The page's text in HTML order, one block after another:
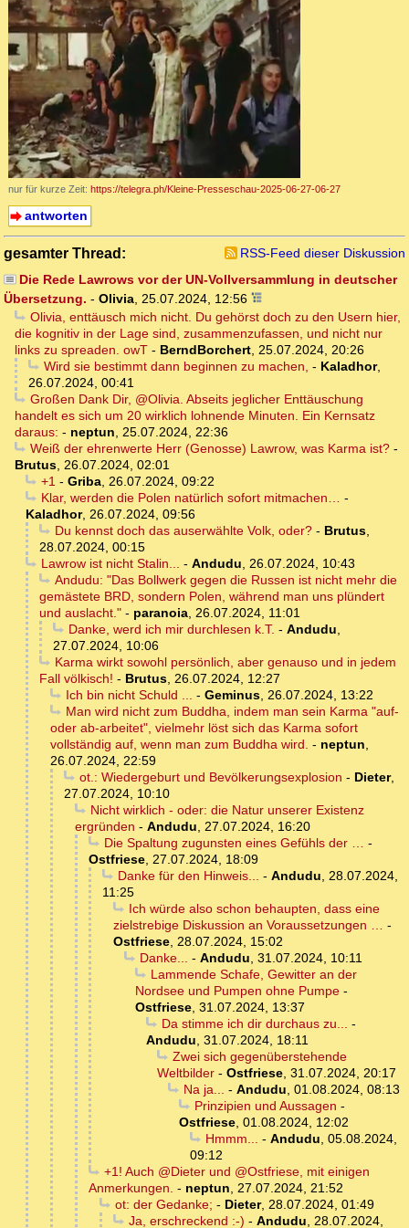
nur für kurze Zeit: https://telegra.ph/Kleine-Presseschau-2025-06-27-06-27
antworten
gesamter Thread:
RSS-Feed dieser Diskussion
Die Rede Lawrows vor der UN-Vollversammlung in deutscher
Übersetzung. - Olivia, 25.07.2024, 12:56
Olivia, enttäusch mich nicht. Du gehörst doch zu den Usern hier,
die kognitiv in der Lage sind, zusammenzufassen, und nicht nur
links zu spreaden. owT - BerndBorchert, 25.07.2024, 20:26
Wird sie bestimmt dann beginnen zu machen, - Kaladhor,
26.07.2024, 00:41
Großen Dank Dir, @Olivia. Abseits jeglicher Enttäuschung
handelt es sich um 20 wirklich lohnende Minuten. Ein Kernsatz
daraus: - neptun, 25.07.2024, 22:36
Weiß der ehrenwerte Herr (Genosse) Lawrow, was Karma ist?-
Brutus, 26.07.2024, 02:01
+1- Griba, 26.07.2024, 09:22
Klar, werden die Polen natürlich sofort mitmachen… -
Kaladhor, 26.07.2024, 09:56
Du kennst doch das auserwählte Volk, oder?- Brutus,
28.07.2024, 00:15
Lawrow ist nicht Stalin... - Andudu, 26.07.2024, 10:43
Andudu: "Das Bollwerk gegen die Russen ist nicht mehr die
gemästete BRD, sondern Polen, während man uns plündert
und auslacht." - paranoia, 26.07.2024, 11:01
Danke, werd ich mir durchlesen k.T. - Andudu,
27.07.2024, 10:06
Karma wirkt sowohl persönlich, aber genauso und in jedem
Fall völkisch! - Brutus, 26.07.2024, 12:27
Ich bin nicht Schuld ... - Geminus, 26.07.2024, 13:22
Man wird nicht zum Buddha, indem man sein Karma "auf-
oder ab-arbeitet", vielmehr löst sich das Karma sofort
vollständig auf, wenn man zum Buddha wird. - neptun,
26.07.2024, 22:59
ot.: Wiedergeburt und Bevölkerungsexplosion - Dieter,
27.07.2024, 10:10
Nicht wirklich - oder: die Natur unserer Existenz
ergründen - Andudu, 27.07.2024, 16:20
Die Spaltung zugunsten eines Gefühls der … -
Ostfriese, 27.07.2024, 18:09
Danke für den Hinweis... - Andudu, 28.07.2024,
11:25
Ich würde also schon behaupten, dass eine
zielstrebige Diskussion an Voraussetzungen … -
Ostfriese, 28.07.2024, 15:02
Danke... - Andudu, 31.07.2024, 10:11
Lammende Schafe, Gewitter an der
Nordsee und Pumpen ohne Pumpe -
Ostfriese, 31.07.2024, 13:37
Da stimme ich dir durchaus zu... -
Andudu, 31.07.2024, 18:11
Zwei sich gegenüberstehende
Weltbilder - Ostfriese, 31.07.2024, 20:17
Na ja... - Andudu, 01.08.2024, 08:13
Prinzipien und Aussagen -
Ostfriese, 01.08.2024, 12:02
Hmmm... - Andudu, 05.08.2024,
09:12
+1! Auch @Dieter und @Ostfriese, mit einigen
Anmerkungen. - neptun, 27.07.2024, 21:52
ot: der Gedanke; - Dieter, 28.07.2024, 01:49
Ja, erschreckend :-) - Andudu, 28.07.2024,